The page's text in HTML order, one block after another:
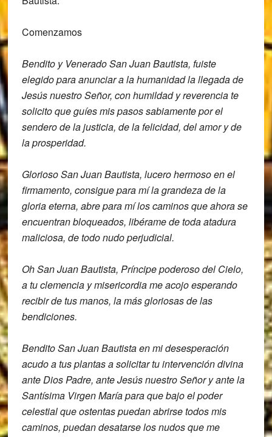
Comenzamos
Bendito y Venerado San Juan Bautista, fuiste
elegido para anunciar a lahumanidad la llegada de
Jesús nuestro Señor, con humildad y reverencia te
solicitoque guíes mis pasossabiamente por el
sendero de la justicia, de la felicidad, del amor y de
laprosperidad.
Glorioso San Juan Bautista, lucero hermoso en el
firmamento, consigue para mí la grandeza de la
gloria eterna, abre para mí los caminos que ahora se
encuentran bloqueados, libérame de toda atadura
maliciosa, detodo nudo perjudicial.
Oh San Juan Bautista, Príncipe poderoso del Cielo,
a tu clemencia y misericordia me acojoesperando
recibir de tus manos, la másgloriosas de las
bendiciones.
Bendito San Juan Bautista en midesesperación
acudo a tus plantas asolicitar tu intervención divina
ante Dios Padre, ante Jesús nuestro Señor yante la
Santísima Virgen Maríapara que bajo el poder
celestial queostentaspuedan abrirse todos mis
caminos, puedandesatarse los nudos que me